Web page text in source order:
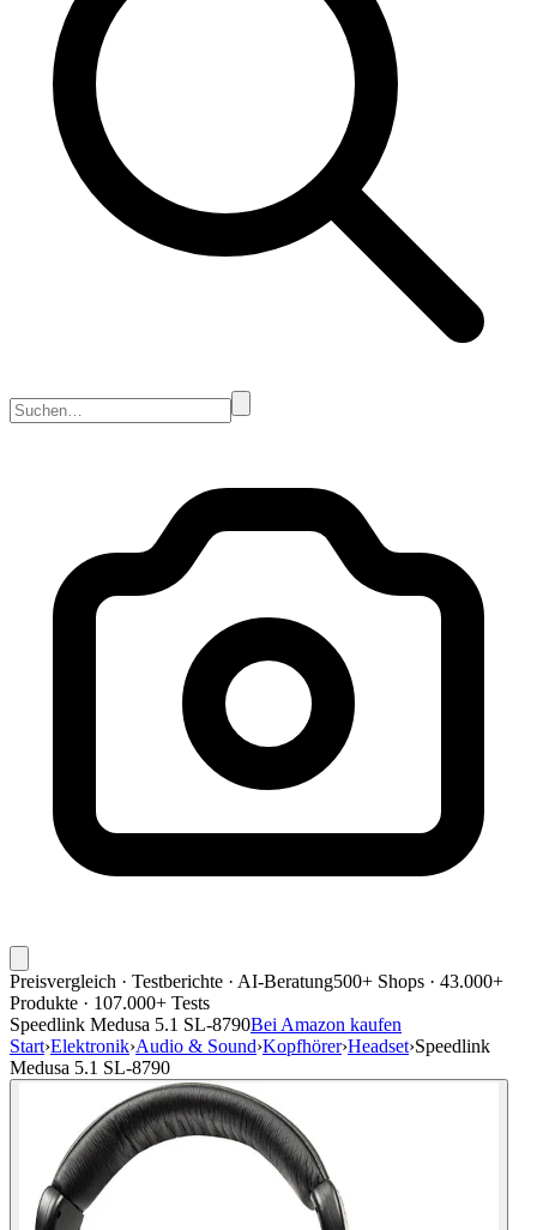
Preisvergleich · Testberichte · AI-Beratung500+ Shops · 43.000+
Produkte · 107.000+ Tests
Speedlink Medusa 5.1 SL-8790Bei Amazon kaufen
Start›Elektronik›Audio & Sound›Kopfhörer›Headset›Speedlink
Medusa 5.1 SL-8790